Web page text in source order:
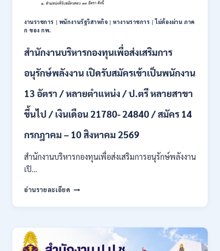
งานราชการ | พนักงานรัฐวิสาหกิจ |หางานราชการ |ไม่ต้องผ่าน ภาค
ก ของ กพ.
สำนักงานบริหารกองทุนเพื่อส่งเสริมการ
อนุรักษ์พลังงาน เปิดรับสมัครเข้าเป็นพนักงาน
13 อัตรา / หลายตำแหน่ง / ป.ตรี หลายสาขา
ขึ้นไป / เงินเดือน 21780- 24840 / สมัคร 14
กรกฎาคม – 10 สิงหาคม 2569
สำนักงานบริหารกองทุนเพื่อส่งเสริมการอนุรักษ์พลังงาน
เปิ…
อ่านรายละเอียด สำนักงาน
กองทุน
ส่ง
การ